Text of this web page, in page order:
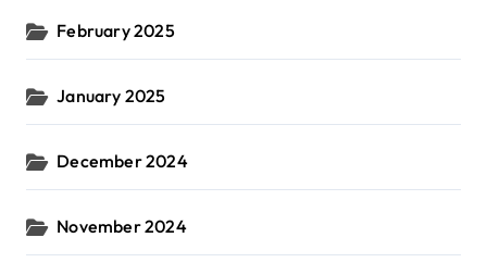
February 2025
January 2025
December 2024
November 2024